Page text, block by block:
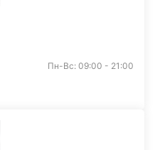
Пн-Вс: 09:00 - 21:00